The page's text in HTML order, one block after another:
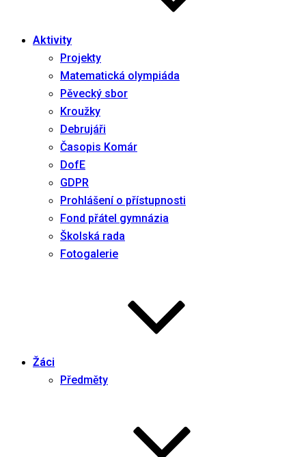
Aktivity
Projekty
Matematická olympiáda
Pěvecký sbor
Kroužky
Debrujáři
Časopis Komár
DofE
GDPR
Prohlášení o přístupnosti
Fond přátel gymnázia
Školská rada
Fotogalerie
Žáci
Předměty